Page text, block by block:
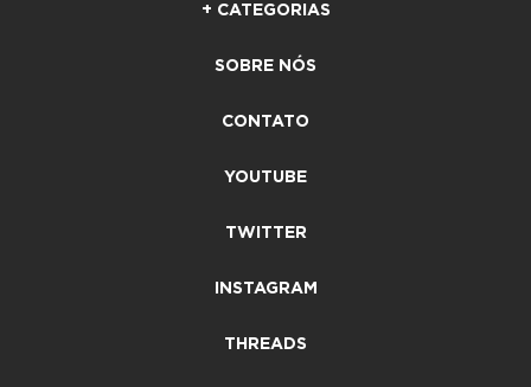
+ CATEGORIAS
SOBRE NÓS
CONTATO
YOUTUBE
TWITTER
INSTAGRAM
THREADS